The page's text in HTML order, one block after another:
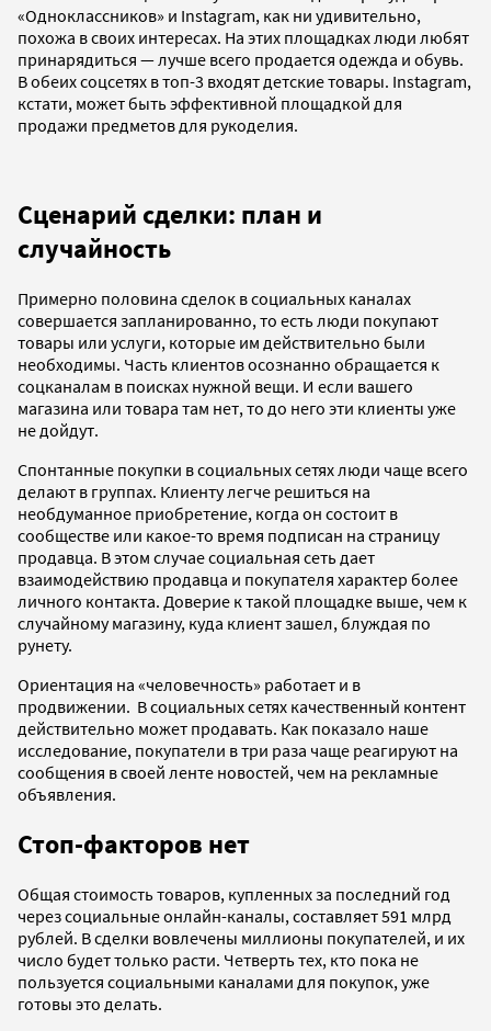
«Одноклассников» и Instagram, как ни удивительно,
похожа в своих интересах. На этих площадках люди любят
принарядиться — лучше всего продается одежда и обувь.
В обеих соцсетях в топ-3 входят детские товары. Instagram,
кстати, может быть эффективной площадкой для
продажи предметов для рукоделия.
Сценарий сделки: план и
случайность
Примерно половина сделок в социальных каналах
совершается запланированно, то есть люди покупают
товары или услуги, которые им действительно были
необходимы. Часть клиентов осознанно обращается к
соцканалам в поисках нужной вещи. И если вашего
магазина или товара там нет, то до него эти клиенты уже
не дойдут.
Спонтанные покупки в социальных сетях люди чаще всего
делают в группах. Клиенту легче решиться на
необдуманное приобретение, когда он состоит в
сообществе или какое-то время подписан на страницу
продавца. В этом случае социальная сеть дает
взаимодействию продавца и покупателя характер более
личного контакта. Доверие к такой площадке выше, чем к
случайному магазину, куда клиент зашел, блуждая по
рунету.
Ориентация на «человечность» работает и в
продвижении. В социальных сетях качественный контент
действительно может продавать. Как показало наше
исследование, покупатели в три раза чаще реагируют на
сообщения в своей ленте новостей, чем на рекламные
объявления.
Стоп-факторов нет
Общая стоимость товаров, купленных за последний год
через социальные онлайн-каналы, составляет 591 млрд
рублей. В сделки вовлечены миллионы покупателей, и их
число будет только расти. Четверть тех, кто пока не
пользуется социальными каналами для покупок, уже
готовы это делать.